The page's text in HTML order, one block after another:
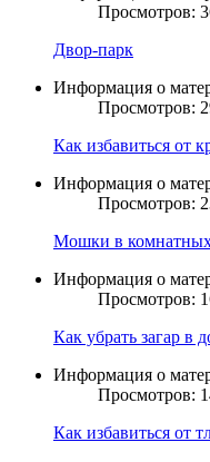
Просмотров:
Двор-парк
Информация о
Просмотров:
Как избавиться от
Информация о
Просмотров:
Мошки в
Информация о
Просмотров:
Как убрать загар в
Информация о
Просмотров:
Как избавиться от